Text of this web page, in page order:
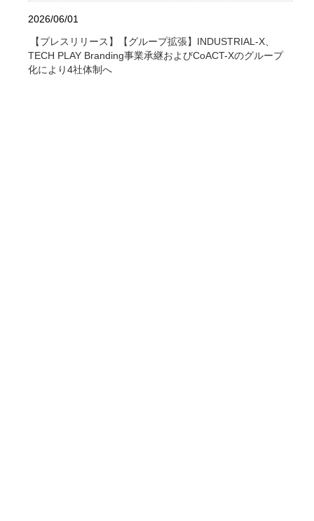
2026/06/01
【プレスリリース】【グループ拡張】INDUSTRIAL-X、
TECH PLAY Branding事業承継およびCoACT-Xのグループ
化により4社体制へ